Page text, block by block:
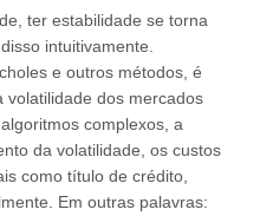
ter estabilidade se torna
intuitivamente.
e outros métodos, é
volatilidade dos mercados
complexos, a
da volatilidade, os custos
como título de crédito,
Em outras palavras: